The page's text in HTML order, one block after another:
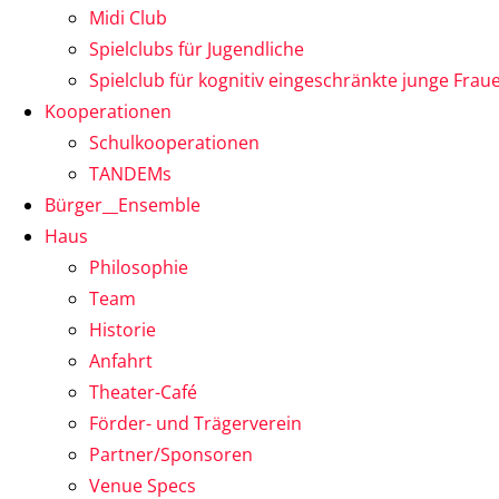
Midi Club
Spielclubs für Jugendliche
Spielclub für kognitiv eingeschränkte junge
Kooperationen
Schulkooperationen
TANDEMs
Bürger__Ensemble
Haus
Philosophie
Team
Historie
Anfahrt
Theater-Café
Förder- und Trägerverein
Partner/Sponsoren
Venue Specs